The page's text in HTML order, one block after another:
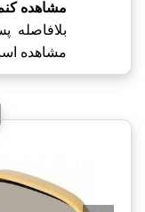
مشاهده
بلافاصله
مشاهده